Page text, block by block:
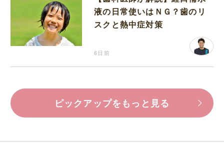
液の日常使いはＮＧ？歯のリ
スクと熱中症対策
6日前
ピックアップをもっと見る